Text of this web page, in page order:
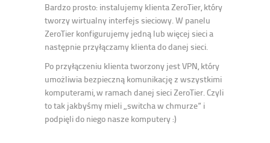
Bardzo prosto: instalujemy klienta ZeroTier, który
tworzy wirtualny interfejs sieciowy. W panelu
ZeroTier konfigurujemy jedną lub więcej sieci a
następnie przyłączamy klienta do danej sieci.
Po przyłączeniu klienta tworzony jest VPN, który
umożliwia bezpieczną komunikację z wszystkimi
komputerami, w ramach danej sieci ZeroTier. Czyli
to tak jakbyśmy mieli „switcha w chmurze” i
podpięli do niego nasze komputery :)